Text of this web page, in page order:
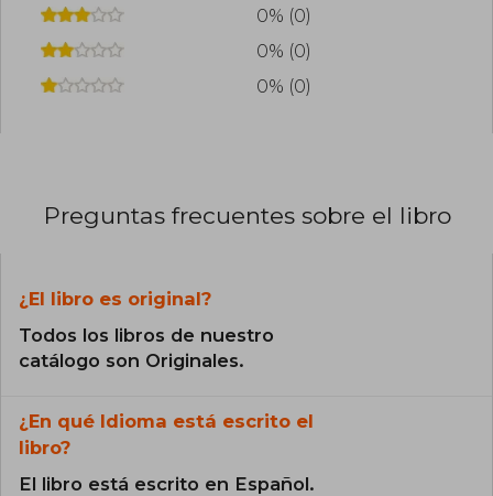
0% (0)
0% (0)
0% (0)
Preguntas frecuentes sobre el libro
¿El libro es original?
Todos los libros de nuestro
catálogo son Originales.
¿En qué Idioma está escrito el
libro?
El libro está escrito en Español.